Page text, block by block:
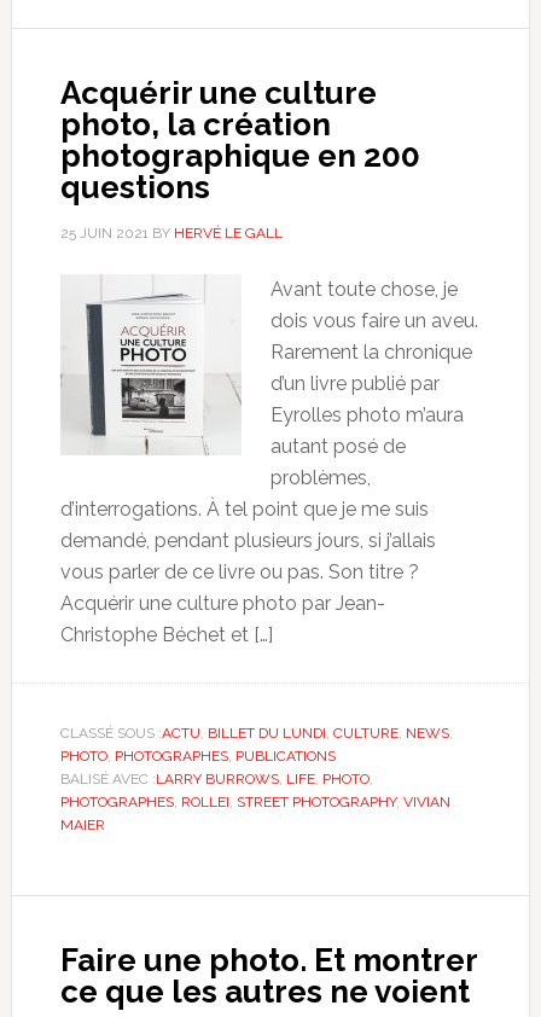
Acquérir une culture
photo, la création
photographique en 200
questions
25 JUIN 2021 BY HERVÉ LE GALL
Avant toute chose, je
dois vous faire un aveu.
Rarement la chronique
d’un livre publié par
Eyrolles photo m’aura
autant posé de
problèmes,
d’interrogations. À tel point que je me suis
demandé, pendant plusieurs jours, si j’allais
vous parler de ce livre ou pas. Son titre ?
Acquérir une culture photo par Jean-
Christophe Béchet et […]
CLASSÉ SOUS :ACTU BILLET DU LUNDI CULTURE, NEWS,
PHOTO, PHOTOGRAPHES, PUBLICATIONS
BALISÉ AVEC :LARRY BURROWS, LIFE, PHOTO,
PHOTOGRAPHES, ROLLEI STREET PHOTOGRAPHY, VIVIAN
MAIER
Faire une photo. Et montrer
ce que les autres ne voient